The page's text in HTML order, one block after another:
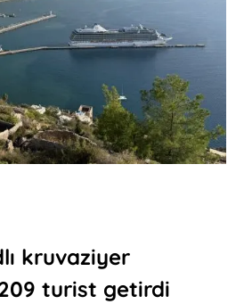
kruvaziyer
turist getirdi